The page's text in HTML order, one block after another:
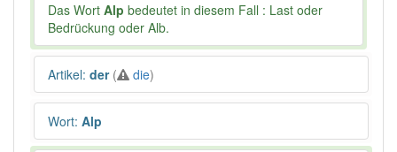
Das Wort Alp bedeutet in diesem Fall : Last oder
Bedrückung oder Alb.
Artikel: der ( die)
Wort: Alp